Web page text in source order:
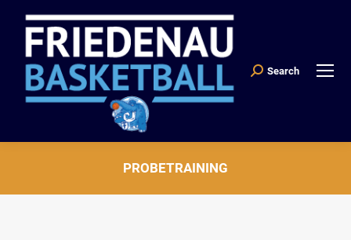
Search:
Search
PROBETRAINING